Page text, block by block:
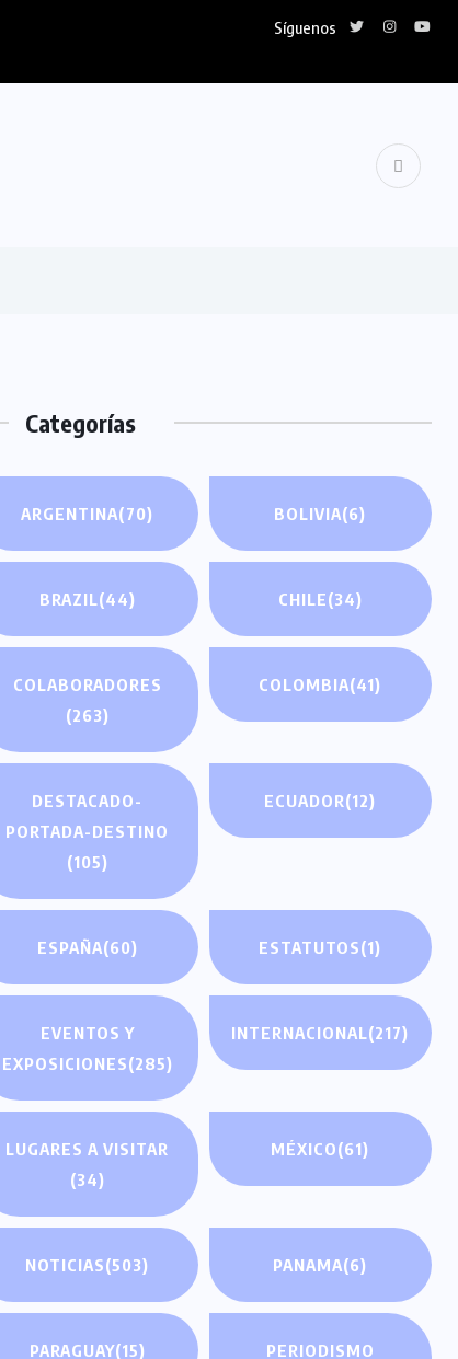
Síguenos
Categorías
ARGENTINA(70) BOLIVIA(6)
BRAZIL(44) CHILE(34)
COLABORADORES
(263)
COLOMBIA(41)
DESTACADO-
PORTADA-DESTINO
(105)
ECUADOR(12)
ESPAÑA(60) ESTATUTOS(1)
EVENTOS Y
EXPOSICIONES(285)
INTERNACIONAL(217)
LUGARES A VISITAR
(34)
MÉXICO(61)
NOTICIAS(503) PANAMA(6)
PARAGUAY(15)
PERIODISMO